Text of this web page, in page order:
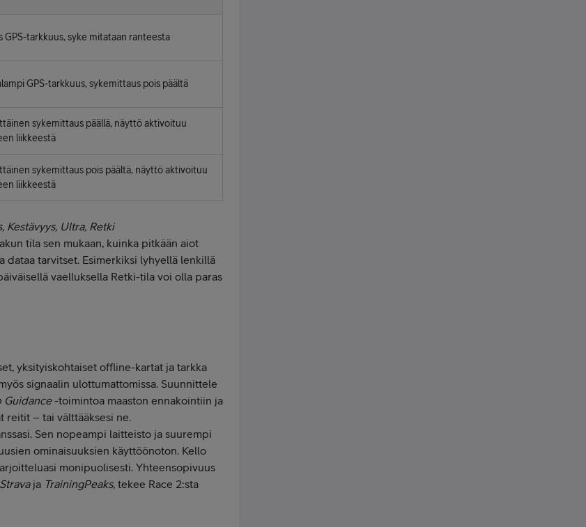
GPS-tarkkuus, syke mitataan ranteesta
GPS-tarkkuus, sykemittaus pois päältä
sykemittaus päällä, näyttö aktivoituu
liikkeestä
sykemittaus pois päältä, näyttö aktivoituu
liikkeestä
Kestävyys, Ultra, Retki
tila sen mukaan, kuinka pitkään aiot
dataa tarvitset. Esimerkiksi lyhyellä lenkillä
vaelluksella Retki-tila voi olla paras
yksityiskohtaiset offline-kartat ja tarkka
signaalin ulottumattomissa. Suunnittele
Guidance-toimintoa maaston ennakointiin ja
reitit – tai välttääksesi ne.
Sen nopeampi laitteisto ja suurempi
ominaisuuksien käyttöönoton. Kello
monipuolisesti. Yhteensopivuus
Stravaja TrainingPeaks, tekee Race 2:sta